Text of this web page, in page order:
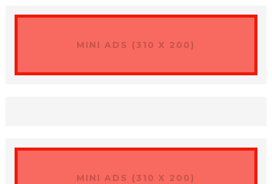
MINI ADS (310 X 200)
MINI ADS (310 X 200)